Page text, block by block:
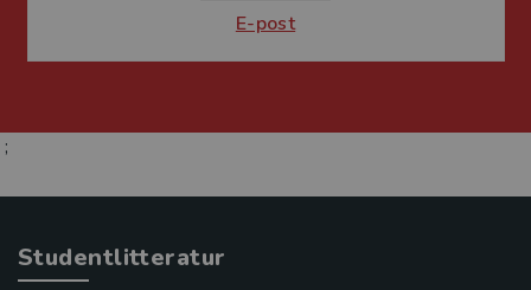
E-post
;
Studentlitteratur